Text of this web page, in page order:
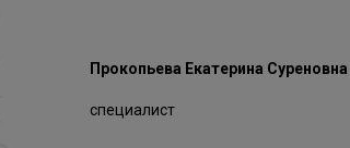
Прокопьева Екатерина Суреновна
специалист